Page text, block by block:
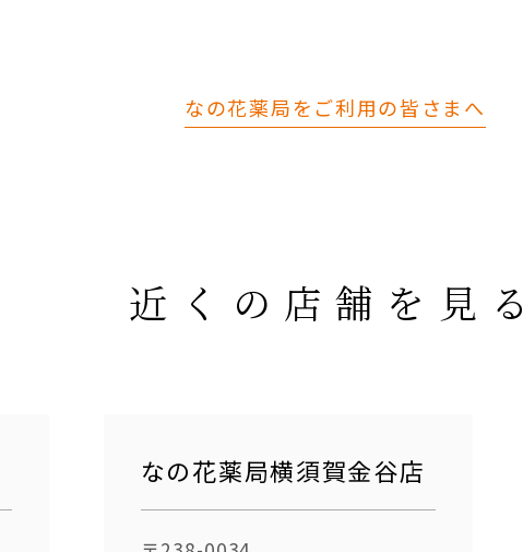
なの花薬局をご利用の皆さまへ
近くの店舗を見る
なの花薬局横須賀金谷店